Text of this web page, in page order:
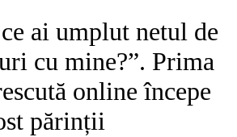
ai umplut netul de
cu mine?”. Prima
online începe
părinții